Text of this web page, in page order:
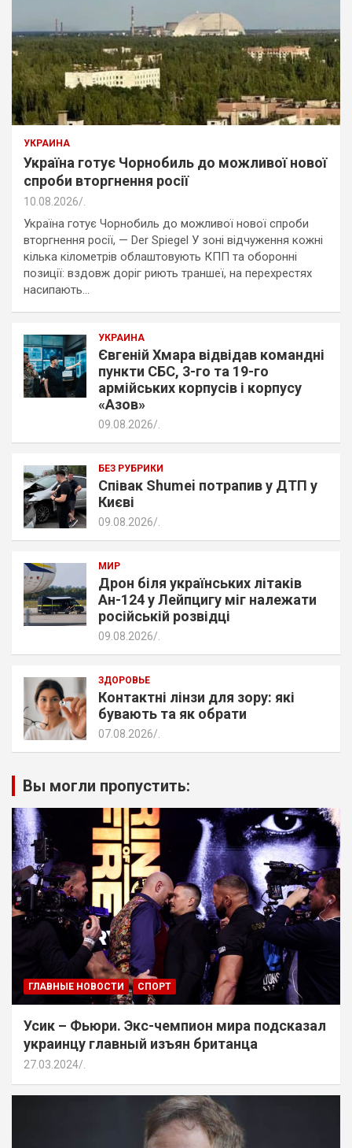
УКРАИНА
Україна готує Чорнобиль до можливої нової
спроби вторгнення росії
10.08.2026
Україна готує Чорнобиль до можливої нової спроби
вторгнення росії, — Der Spiegel У зоні відчуження кожні
кілька кілометрів облаштовують КПП та оборонні
позиції: вздовж доріг риють траншеї, на перехрестях
насипають…
УКРАИНА
Євгеній Хмара відвідав командні
пункти СБС, 3-го та 19-го
армійських корпусів і корпусу
«Азов»
09.08.2026
БЕЗ РУБРИКИ
Співак Shumei потрапив у ДТП у
Києві
09.08.2026
МИР
Дрон біля українських літаків
Ан-124 у Лейпцигу міг належати
російській розвідці
09.08.2026
ЗДОРОВЬЕ
Контактні лінзи для зору: які
бувають та як обрати
07.08.2026
Вы могли пропустить:
ГЛАВНЫЕ НОВОСТИ СПОРТ
Усик – Фьюри. Экс-чемпион мира подсказал
украинцу главный изъян британца
27.03.2024 .